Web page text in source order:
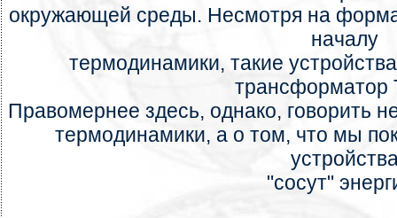
окружающей среды. Несмотря на
началу
термодинамики, такие
трансформатор
Правомернее здесь, однако, говорить
термодинамики, а о том, что мы
"сосут"